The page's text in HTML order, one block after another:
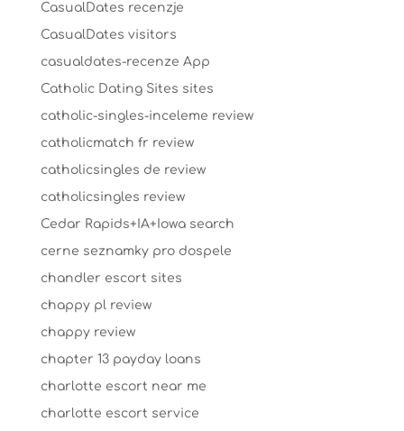
CasualDates recenzje
CasualDates visitors
casualdates-recenze App
Catholic Dating Sites sites
catholic-singles-inceleme review
catholicmatch fr review
catholicsingles de review
catholicsingles review
Cedar Rapids+IA+Iowa search
cerne seznamky pro dospele
chandler escort sites
chappy pl review
chappy review
chapter 13 payday loans
charlotte escort near me
charlotte escort service